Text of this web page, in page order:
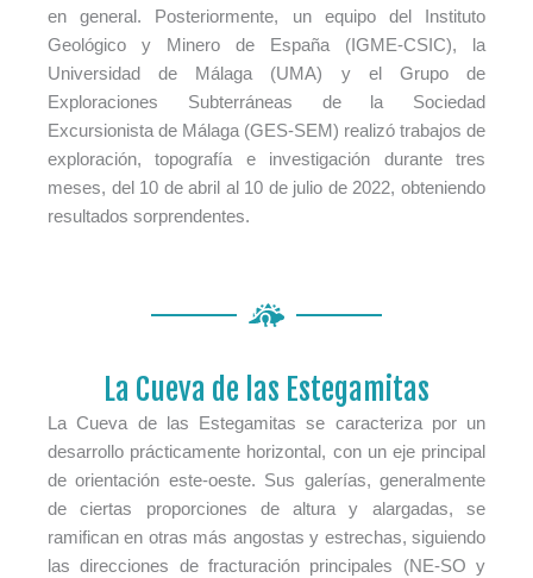
en general. Posteriormente, un equipo del Instituto
Geológico y Minero de España (IGME-CSIC), la
Universidad de Málaga (UMA) y el Grupo de
Exploraciones Subterráneas de la Sociedad
Excursionista de Málaga (GES-SEM) realizó trabajos de
exploración, topografía e investigación durante tres
meses, del 10 de abril al 10 de julio de 2022, obteniendo
resultados sorprendentes.
La Cueva de las Estegamitas
La Cueva de las Estegamitas se caracteriza por un
desarrollo prácticamente horizontal, con un eje principal
de orientación este-oeste. Sus galerías, generalmente
de ciertas proporciones de altura y alargadas, se
ramifican en otras más angostas y estrechas, siguiendo
las direcciones de fracturación principales (NE-SO y